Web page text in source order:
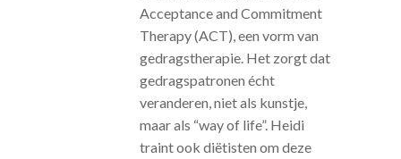
Acceptance and Commitment
Therapy (ACT), een vorm van
gedragstherapie. Het zorgt dat
gedragspatronen écht
veranderen, niet als kunstje,
maar als “way of life”. Heidi
traint ook diëtisten om deze